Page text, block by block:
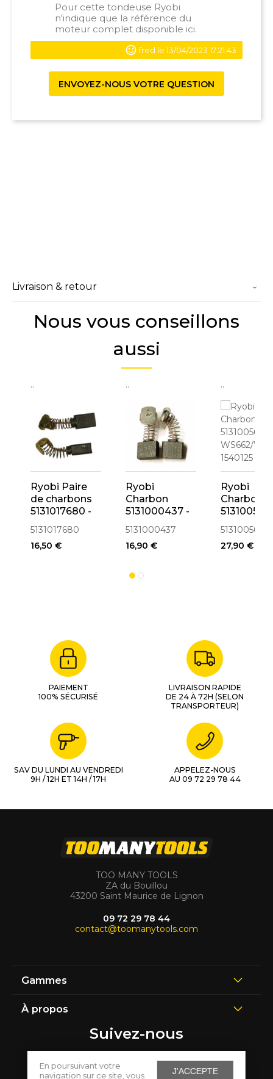
J'ACCEPTE
En poursuivant votre
navigation sur ce site, vous
Pour cette tondeuse Ryobi
n'indique que la référence du
moteur complet disponible ici.
fred le 13/04/2023 17:21:43
ENVOYEZ-NOUS VOTRE QUESTION
Livraison & retour
Nous vous conseillons
aussi
..
Ryobi Paire
de charbons
5131017680 -
6541207
5131017680
16,50 €
..
Ryobi
Charbon
5131000437 -
1540185
5131000437
16,90 €
..
Ryobi
Charbon
pour
WS662/
1540125
5131005617
27,90 €
PAIEMENT
100% SÉCURISÉ
LIVRAISON RAPIDE
DE 24 À 72H (SELON
TRANSPORTEUR)
SAV DU LUNDI AU VENDREDI
9H / 12H ET 14H / 17H
APPELEZ-NOUS
AU 09 72 29 78 44
TOO MANY TOOLS
ZA du Bouillou
43200 Saint Maurice de Lignon
09 72 29 78 44
contact@toomanytools.com
Gammes
À propos
Suivez-nous